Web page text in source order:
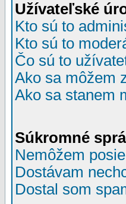
Užívateľské
Kto sú to
Kto sú to
Čo sú to
Ako sa môžem
Ako sa stanem
Súkromné
Nemôžem
Dostávam
Dostal som